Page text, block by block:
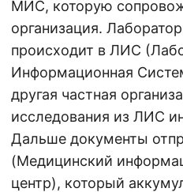
МИС, которую
организация.
происходит в ЛИС
Информационная
другая частная
исследования из ЛИС
Дальше документы
(Медицинский
центр), который